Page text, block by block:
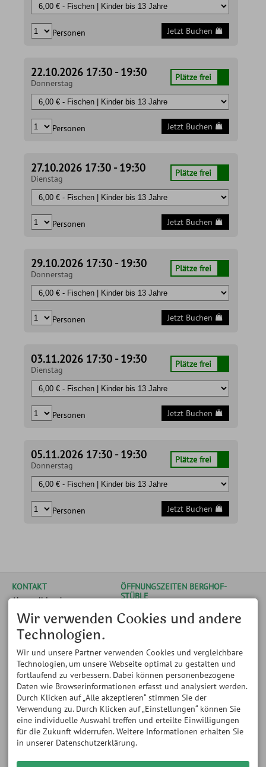
Personen Jetzt Buchen
22.10.2026 17:30 - 19:30
Donnerstag
Plätze frei
Personen Jetzt Buchen
27.10.2026 17:30 - 19:30
Dienstag
Plätze frei
Personen Jetzt Buchen
29.10.2026 17:30 - 19:30
Donnerstag
Plätze frei
Personen Jetzt Buchen
03.11.2026 17:30 - 19:30
Dienstag
Plätze frei
Personen Jetzt Buchen
05.11.2026 17:30 - 19:30
Donnerstag
Plätze frei
Personen Jetzt Buchen
KONTAKT
Alpenwildpark
Königsweg 4
87538 Obermaiselstein
DEUTSCHLAND
Tel. +49 8326 8163
Fax +49 8326 384 726
info@alpenwildpark.de
ÖFFNUNGSZEITEN BERGHOF-
STÜBLE
Mitte Mai nur am
bis 18:00 Uhr Dienstag,
Donnerstag bis Samstag:
11:00 bis 22:00 Uhr
Sonntag: 11:00 bis 21:00 Uhr
ÖFFNUNGSZEITEN WILDPARK
- ohne Führung -
Montag bis Sonntag: 11:00
bis 18:00 Uhr
ÖFFNUNGSZEITEN WILDPARK
- mit Führung und Fütterung
- regelmäßig ab 14.05.2026 -
Dienstag, Donnerstag, Freitag
und Samstag:
Wir verwenden Cookies und andere
Technologien.
Wir und unsere Partner verwenden Cookies und vergleichbare
Technologien, um unsere Webseite optimal zu gestalten und
fortlaufend zu verbessern. Dabei können personenbezogene
Daten wie Browserinformationen erfasst und analysiert werden.
Durch Klicken auf „Alle akzeptieren“ stimmen Sie der
Verwendung zu. Durch Klicken auf „Einstellungen“ können Sie
eine individuelle Auswahl treffen und erteilte Einwilligungen
für die Zukunft widerrufen. Weitere Informationen erhalten Sie
in unserer Datenschutzerklärung.